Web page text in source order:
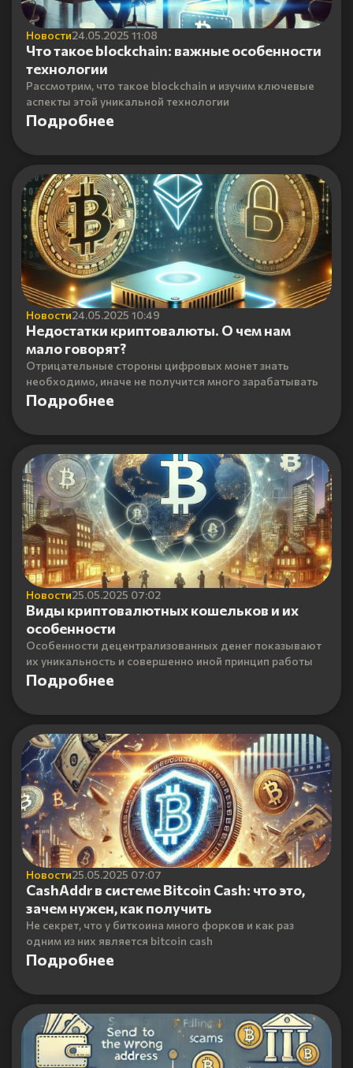
Новости24.05.2025 11:08
Что такое blockchain: важные особенности
технологии
Рассмотрим, что такое blockchain и изучим ключевые
аспекты этой уникальной технологии
Подробнее
Новости24.05.2025 10:49
Недостатки криптовалюты. О чем нам
мало говорят?
Отрицательные стороны цифровых монет знать
необходимо, иначе не получится много зарабатывать
Подробнее
Новости25.05.2025 07:02
Виды криптовалютных кошельков и их
особенности
Особенности децентрализованных денег показывают
их уникальность и совершенно иной принцип работы
Подробнее
Новости25.05.2025 07:07
CashAddr в системе Bitcoin Cash: что это,
зачем нужен, как получить
Не секрет, что у биткоина много форков и как раз
одним из них является bitcoin cash
Подробнее